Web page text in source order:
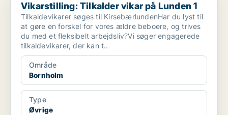
Vikarstilling: Tilkalder vikar på Lunden 1
Tilkaldevikarer søges til KirsebærlundenHar du lyst til
at gøre en forskel for vores ældre beboere, og trives
du med et fleksibelt arbejdsliv?Vi søger engagerede
tilkaldevikarer, der kan t..
Område
Bornholm
Type
Øvrige